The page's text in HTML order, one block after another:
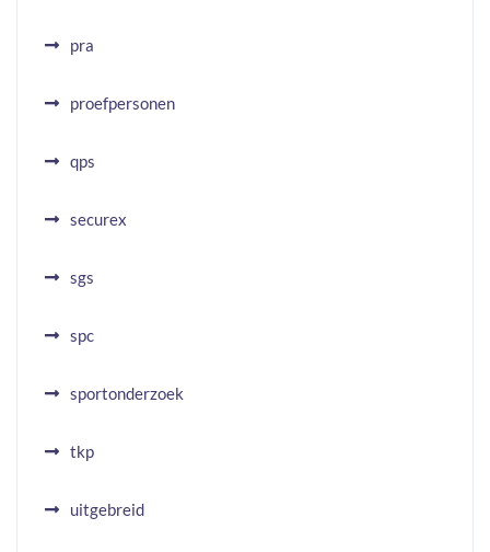
pra
proefpersonen
qps
securex
sgs
spc
sportonderzoek
tkp
uitgebreid